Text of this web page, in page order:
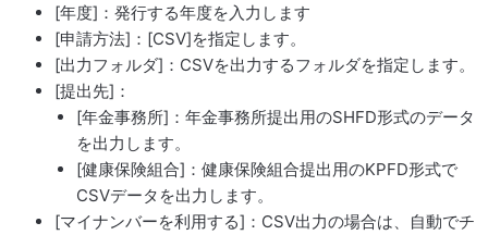
[年度]：発行する年度を入力します
[申請方法]：[CSV]を指定します。
[出力フォルダ]：CSVを出力するフォルダを指定します。
[提出先]：
[年金事務所]：年金事務所提出用のSHFD形式のデータ
を出力します。
[健康保険組合]：健康保険組合提出用のKPFD形式で
CSVデータを出力します。
[マイナンバーを利用する]：CSV出力の場合は、自動でチ